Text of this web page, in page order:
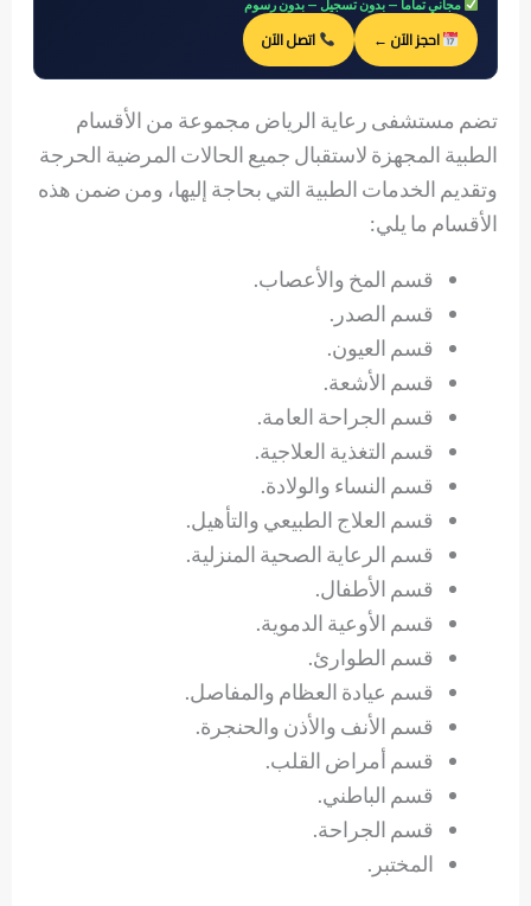
مجاني تماماً — بدون تسجيل — بدون رسوم
احجز الآن ← اتصل الآن
تضم مستشفى رعاية الرياض مجموعة من الأقسام
الطبية المجهزة لاستقبال جميع الحالات المرضية الحرجة
وتقديم الخدمات الطبية التي بحاجة إليها، ومن ضمن هذه
الأقسام ما يلي:
قسم المخ والأعصاب.
قسم الصدر.
قسم العيون.
قسم الأشعة.
قسم الجراحة العامة.
قسم التغذية العلاجية.
قسم النساء والولادة.
قسم العلاج الطبيعي والتأهيل.
قسم الرعاية الصحية المنزلية.
قسم الأطفال.
قسم الأوعية الدموية.
قسم الطوارئ.
قسم عيادة العظام والمفاصل.
قسم الأنف والأذن والحنجرة.
قسم أمراض القلب.
قسم الباطني.
قسم الجراحة.
المختبر.